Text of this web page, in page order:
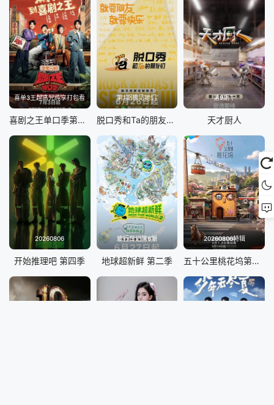
喜单3王越高光纯享打包看
喜剧之王单口季第三季
第1期豫见她们
脱口秀和Ta的朋友们 第三季
第9期下
天才厨人
20260806
开始推理吧 第四季
旅行日记第6期
地球超新鲜 第二季
20260806特辑
五十公里桃花坞第6季